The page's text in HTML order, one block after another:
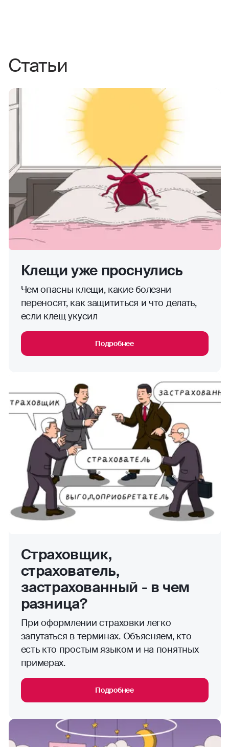
Статьи
Клещи уже проснулись
Чем опасны клещи, какие болезни
переносят, как защититься и что делать,
если клещ укусил
Подробнее
Страховщик,
страхователь,
застрахованный - в чем
разница?
При оформлении страховки легко
запутаться в терминах. Объясняем, кто
есть кто простым языком и на понятных
примерах.
Подробнее